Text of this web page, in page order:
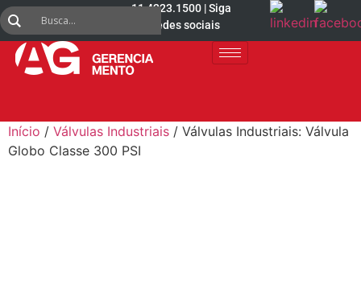
11 4223.1500 | Siga
nas redes sociais
Início / Válvulas Industriais / Válvulas Industriais: Válvula
Globo Classe 300 PSI